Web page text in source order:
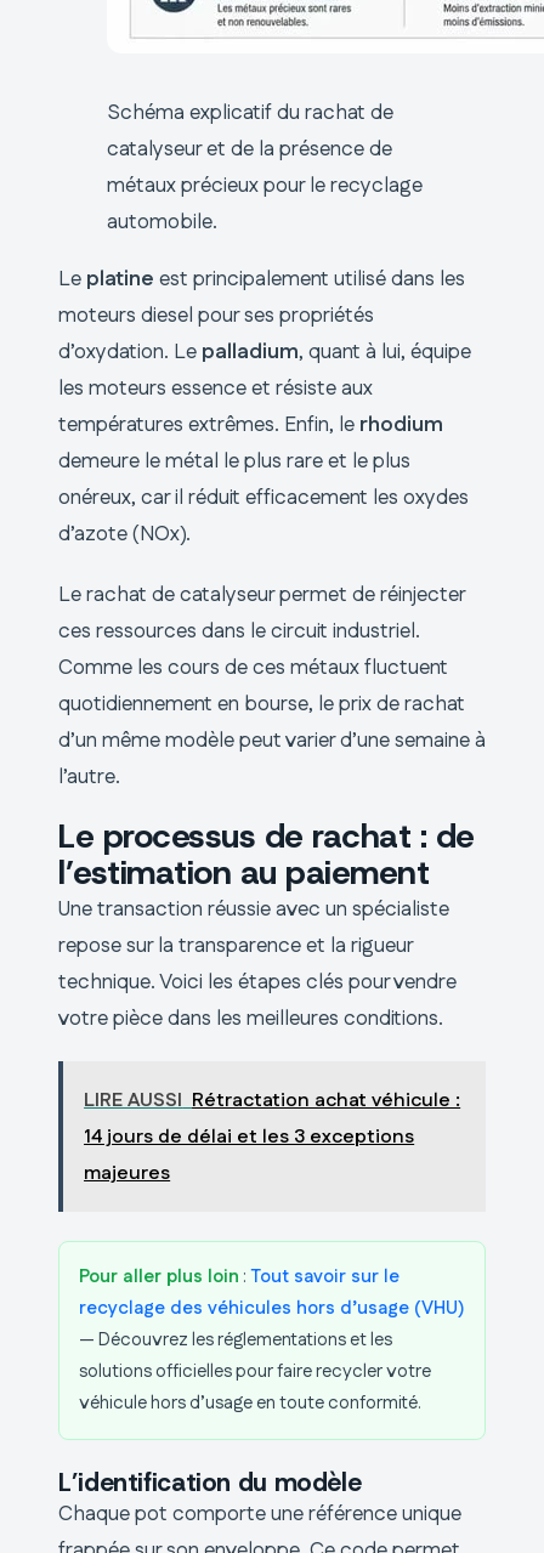
Schéma explicatif du rachat de
catalyseur et de la présence de
métaux précieux pour le recyclage
automobile.
Le platine est principalement utilisé dans les
moteurs diesel pour ses propriétés
d’oxydation. Le palladium, quant à lui, équipe
les moteurs essence et résiste aux
températures extrêmes. Enfin, le rhodium
demeure le métal le plus rare et le plus
onéreux, car il réduit efficacement les oxydes
d’azote (NOx).
Le rachat de catalyseur permet de réinjecter
ces ressources dans le circuit industriel.
Comme les cours de ces métaux fluctuent
quotidiennement en bourse, le prix de rachat
d’un même modèle peut varier d’une semaine à
l’autre.
Le processus de rachat : de
l’estimation au paiement
Une transaction réussie avec un spécialiste
repose sur la transparence et la rigueur
technique. Voici les étapes clés pour vendre
votre pièce dans les meilleures conditions.
LIRE AUSSI Rétractation achat véhicule :
14 jours de délai et les 3 exceptions
majeures
Pour aller plus loin :Tout savoir sur le
recyclage des véhicules hors d’usage (VHU)
— Découvrez les réglementations et les
solutions officielles pour faire recycler votre
véhicule hors d’usage en toute conformité.
L’identification du modèle
Chaque pot comporte une référence unique